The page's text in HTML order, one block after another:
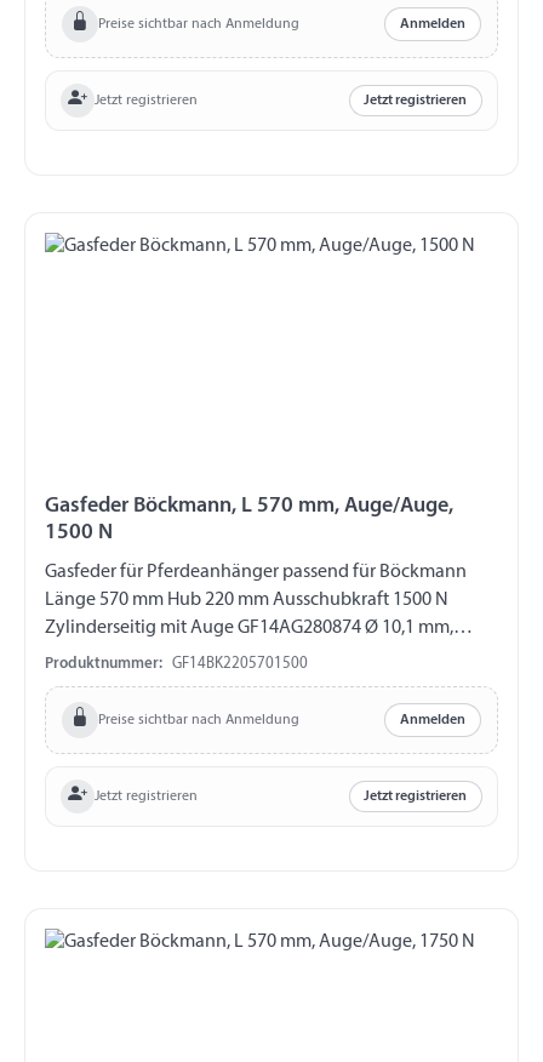
Preise sichtbar nach Anmeldung Anmelden
Jetzt registrieren Jetzt registrieren
Gasfeder Böckmann, L 570 mm, Auge/Auge,
1500 N
Gasfeder für Pferdeanhänger passend für Böckmann
Länge 570 mm Hub 220 mm Ausschubkraft 1500 N
Zylinderseitig mit Auge GF14AG280874 Ø 10,1 mm,
Länge 16 mm, M8 Kolbenstangenseitig mit Auge
GF14AG280841 Ø 8,1 mm, Länge 16 mm, M10
Produktnummer: GF14BK2205701500
Preise sichtbar nach Anmeldung Anmelden
Jetzt registrieren Jetzt registrieren